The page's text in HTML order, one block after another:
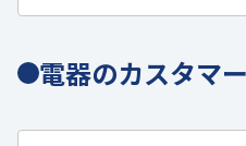
電器のカスタマ